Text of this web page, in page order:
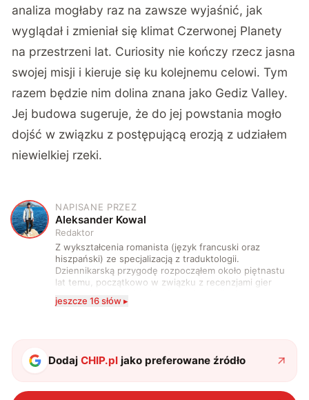
analiza mogłaby raz na zawsze wyjaśnić, jak
wyglądał i zmieniał się klimat Czerwonej Planety
na przestrzeni lat. Curiosity nie kończy rzecz jasna
swojej misji i kieruje się ku kolejnemu celowi. Tym
razem będzie nim dolina znana jako Gediz Valley.
Jej budowa sugeruje, że do jej powstania mogło
dojść w związku z postępującą erozją z udziałem
niewielkiej rzeki.
A
NAPISANE PRZEZ
Aleksander Kowal
Redaktor
Z wykształcenia romanista (język francuski oraz
hiszpański) ze specjalizacją z traduktologii.
Dziennikarską przygodę rozpocząłem około piętnastu
lat temu, początkowo w związku z recenzjami gier
komputerowych i filmów. Obecnie publikuję
zdecydowanie częściej na tematy związane z nauką
także uprawiać oraz oglądać sport.
jeszcze 16 słów ▸
DodajCHIP.pl jako preferowane źródło